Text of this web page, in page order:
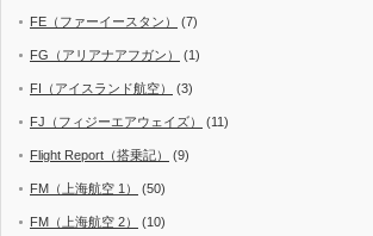
FE（ファーイースタン） (7)
FG（アリアナアフガン） (1)
FI（アイスランド航空） (3)
FJ（フィジーエアウェイズ） (11)
Flight Report（搭乗記） (9)
FM（上海航空 1） (50)
FM（上海航空 2） (10)